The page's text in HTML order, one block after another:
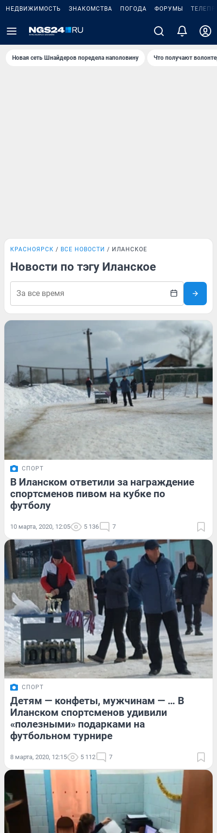
НЕДВИЖИМОСТЬ ЗНАКОМСТВА ПОГОДА ФОРУМЫ
Новая сеть Шнайдеров поредела наполовину Что получают
КРАСНОЯРСК ВСЕ НОВОСТИ ИЛАНСКОЕ
Новости по тэгу Иланское
СПОРТ
В Иланском ответили за награждение
спортсменов пивом на кубке по
футболу
10 марта, 2020, 12:05 5 136 7
СПОРТ
Детям — конфеты, мужчинам — … В
Иланском спортсменов удивили
«полезными» подарками на
футбольном турнире
8 марта, 2020, 12:15 5 112 7